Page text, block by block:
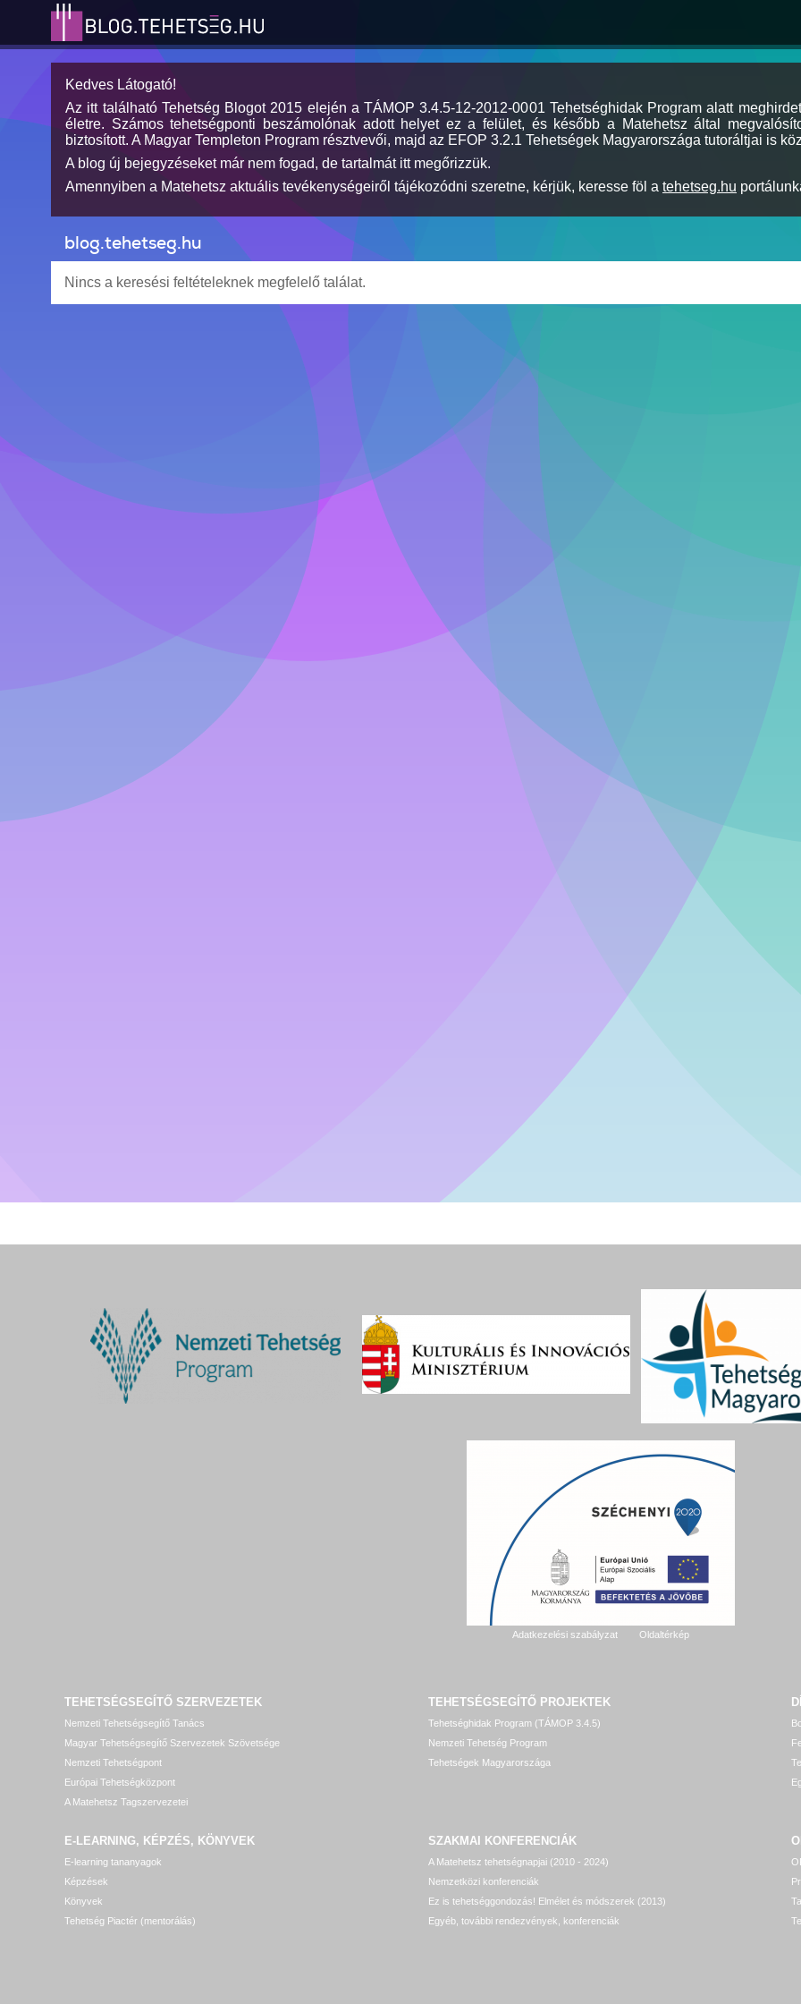
Kedves Látogató!
Az itt található Tehetség Blogot 2015 elején a TÁMOP 3.4.5-12-2012-0001 Tehetséghidak Program alatt
életre. Számos tehetségponti beszámolónak adott helyet ez a felület, és később a Matehetsz által
biztosított. A Magyar Templeton Program résztvevői, majd az EFOP 3.2.1 Tehetségek Magyarországa tutoráltjai is
A blog új bejegyzéseket már nem fogad, de tartalmát itt megőrizzük.
Amennyiben a Matehetsz aktuális tevékenységeiről tájékozódni szeretne, kérjük, keresse föl a tehetseg.hu
blog.tehetseg.hu
Nincs a keresési feltételeknek megfelelő találat.
Adatkezelési szabályzat Oldaltérkép
TEHETSÉGSEGÍTŐ SZERVEZETEK
Nemzeti Tehetségsegítő Tanács
Magyar Tehetségsegítő Szervezetek Szövetsége
Nemzeti Tehetségpont
Európai Tehetségközpont
A Matehetsz Tagszervezetei
TEHETSÉGSEGÍTŐ PROJEKTEK
Tehetséghidak Program (TÁMOP 3.4.5)
Nemzeti Tehetség Program
Tehetségek Magyarországa
E-LEARNING, KÉPZÉS, KÖNYVEK
E-learning tananyagok
Képzések
Könyvek
Tehetség Piactér (mentorálás)
SZAKMAI KONFERENCIÁK
A Matehetsz tehetségnapjai (2010 - 2024)
Nemzetközi konferenciák
Ez is tehetséggondozás! Elmélet és módszerek (2013)
Egyéb, további rendezvények, konferenciák